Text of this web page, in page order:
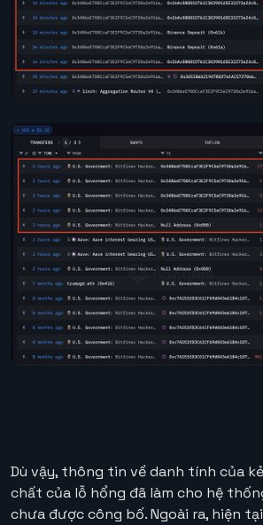
Dù vậy, thông tin về danh tính của
chất của lỗ hổng đã làm cho hệ
chưa được công bố. Ngoài ra, hiện